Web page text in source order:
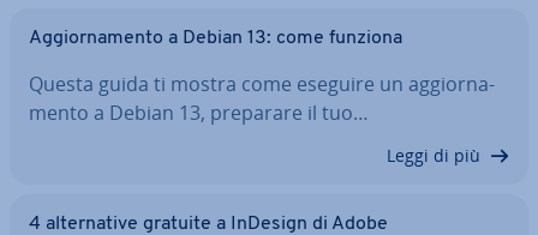
Ag­gior­na­men­to a Debian 13: come funziona
Questa guida ti mostra come eseguire un ag­gior­na­
men­to a Debian 13, preparare il tuo…
Leggi di più
4 al­ter­na­ti­ve gratuite a InDesign di Adobe